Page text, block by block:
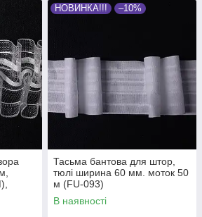
для
НОВИНКА!!! –10%
Тасьма бантова для штор,
тюлі ширина 60 мм. моток 50
м (FU-093)
В наявності